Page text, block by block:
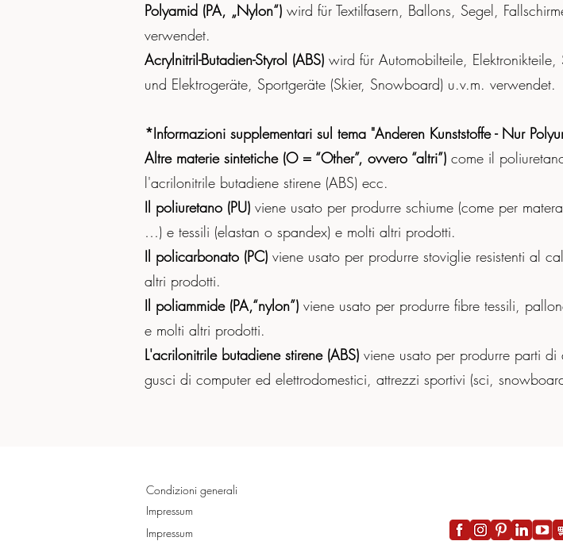
Polyamid (PA, „Nylon“) wird für Textilfasern, Ballons, Segel,
verwendet.
Acrylnitril-Butadien-Styrol (ABS) wird für Automobilteile, Elektronikteile,
und Elektrogeräte, Sportgeräte (Skier, Snowboard) u.v.m. verwendet.
*Informazioni supplementari sul tema "Anderen Kunststoffe - Nur
Altre materie sintetiche (O = “Other”, ovvero “altri”) come il
l'acrilonitrile butadiene stirene (ABS) ecc.
Il poliuretano (PU) viene usato per produrre schiume (come per
…) e tessili (elastan o spandex) e molti altri prodotti.
Il policarbonato (PC) viene usato per produrre stoviglie resistenti al
altri prodotti.
Il poliammide (PA,“nylon”) viene usato per produrre fibre tessili,
e molti altri prodotti.
L'acrilonitrile butadiene stirene (ABS) viene usato per produrre parti
gusci di computer ed elettrodomestici, attrezzi sportivi (sci,
Condizioni generali
Impressum
Impressum